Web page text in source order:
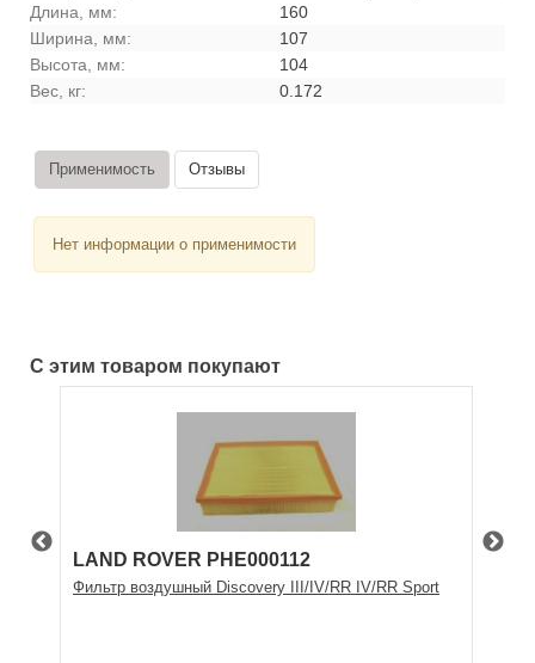
Длина, мм:
160
Ширина, мм:
107
Высота, мм:
104
Вес, кг:
0.172
Применимость Отзывы
Нет информации о применимости
С этим товаром покупают
LAND ROVER PHE000112
Фильтр воздушный Discovery III/IV/RR IV/RR Sport